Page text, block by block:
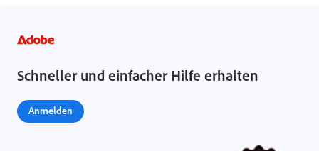
Schneller und einfacher Hilfe erhalten
Anmelden